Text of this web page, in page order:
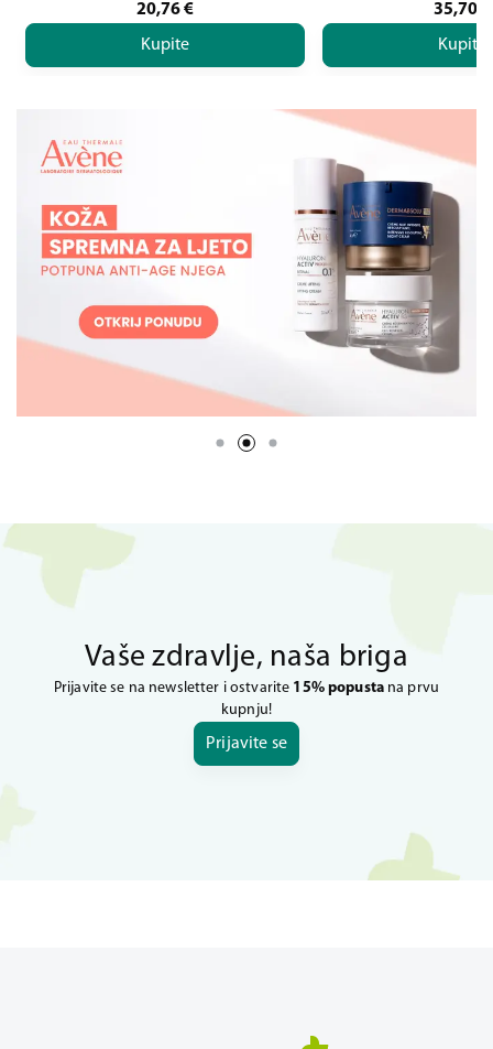
20,76€
Kupite
35,70
Kupite
Vaše zdravlje, naša briga
Prijavite se na newsletter i ostvarite 15% popustana prvu
kupnju!
Prijavite se